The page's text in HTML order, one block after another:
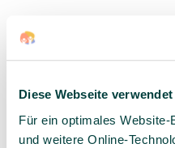
Diese Webseite
Für ein optimales
und weitere Online-
Produktsortiment